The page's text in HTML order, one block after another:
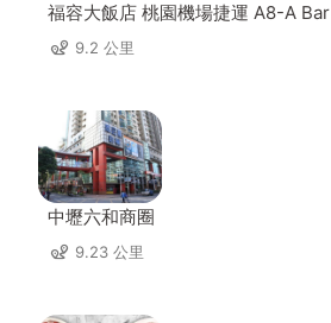
福容大飯店 桃園機場捷運 A8-A Bar
9.2 公里
中壢六和商圈
9.23 公里